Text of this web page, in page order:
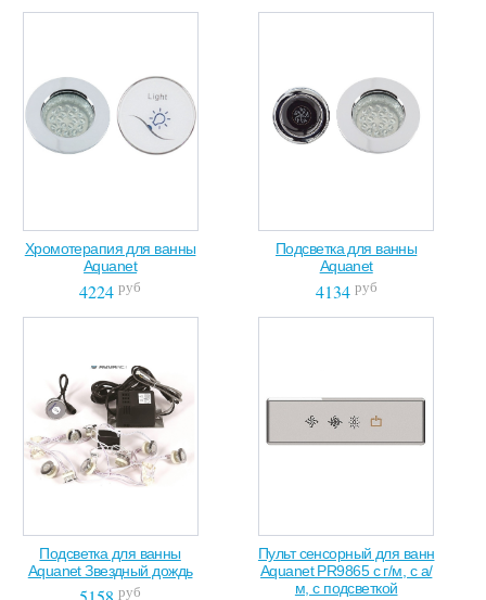
Хромотерапия для ванны
Aquanet
4224 руб
Подсветка для ванны
Aquanet
4134 руб
Подсветка для ванны
Aquanet Звездный дождь
руб
Пульт сенсорный для ванн
Aquanet PR9865 с г/м, с а/
м, с подсветкой